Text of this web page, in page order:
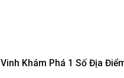
Khám Phá 1 Số Địa